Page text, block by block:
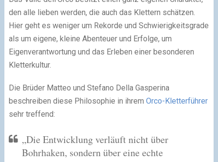
den alle lieben werden, die auch das Klettern schätzen.
Hier geht es weniger um Rekorde und Schwierigkeitsgrade
als um eigene, kleine Abenteuer und Erfolge, um
Eigenverantwortung und das Erleben einer besonderen
Kletterkultur.
Die Brüder Matteo und Stefano Della Gasperina
beschreiben diese Philosophie in ihrem Orco-Kletterführer
sehr treffend:
„Die Entwicklung verläuft nicht über
Bohrhaken, sondern über eine echte